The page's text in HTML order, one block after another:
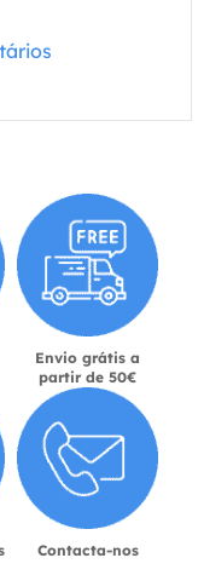
Envio grátis a
partir de 50€
Contacta-nos